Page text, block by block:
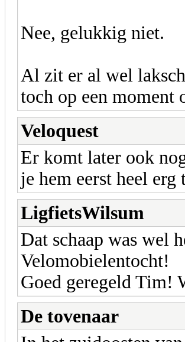
Nee, gelukkig niet.
Al zit er al wel
toch op een moment
Veloquest
Er komt later ook
je hem eerst heel
LigfietsWilsum
Dat schaap was wel
Velomobielentocht!
Goed geregeld Tim!
De tovenaar